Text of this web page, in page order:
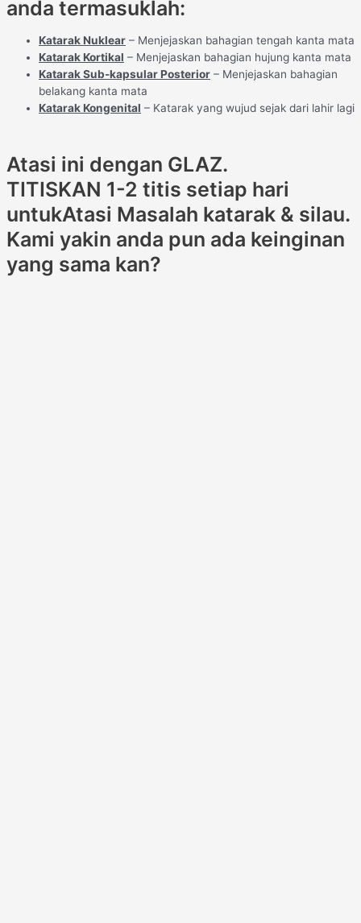
anda termasuklah:
Katarak Nuklear – Menjejaskan bahagian tengah kanta mata
Katarak Kortikal – Menjejaskan bahagian hujung kanta mata
Katarak Sub-kapsular Posterior – Menjejaskan bahagian
belakang kanta mata
Katarak Kongenital – Katarak yang wujud sejak dari lahir lagi
Atasi ini dengan GLAZ.
TITISKAN 1-2 titis setiap hari
untukAtasi Masalah katarak & silau.
Kami yakin anda pun ada keinginan
yang sama kan?